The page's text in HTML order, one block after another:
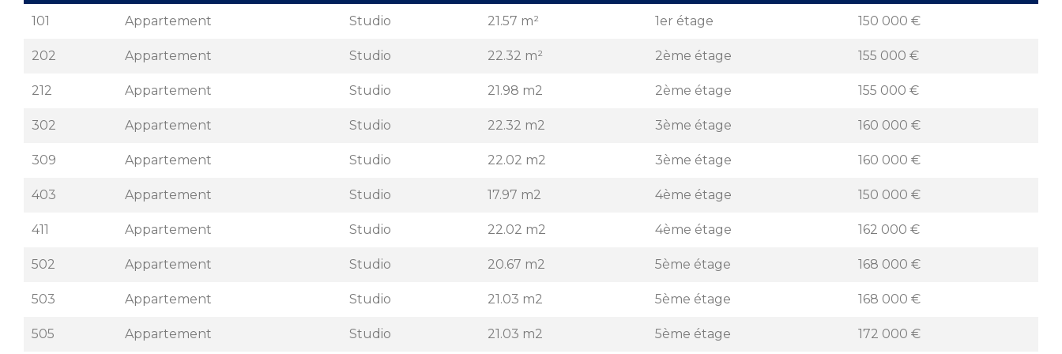
101 Appartement Studio 21.57 m² 1er étage 150 000 €
202 Appartement Studio 22.32 m² 2ème étage 155 000 €
212 Appartement Studio 21.98 m2 2ème étage 155 000 €
302 Appartement Studio 22.32 m2 3ème étage 160 000 €
309 Appartement Studio 22.02 m2 3ème étage 160 000 €
403 Appartement Studio 17.97 m2 4ème étage 150 000 €
411 Appartement Studio 22.02 m2 4ème étage 162 000 €
502 Appartement Studio 20.67 m2 5ème étage 168 000 €
503 Appartement Studio 21.03 m2 5ème étage 168 000 €
505 Appartement Studio 21.03 m2 5ème étage 172 000 €